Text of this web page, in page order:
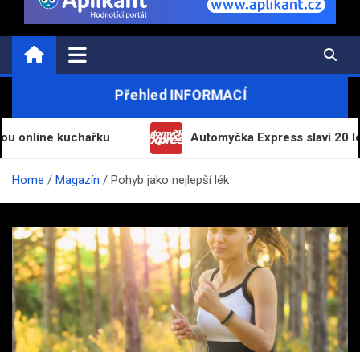
Přehled INFORMACÍ
Automyčka Express slaví 20 let na
Home Magazín Pohyb jako nejlepší lék